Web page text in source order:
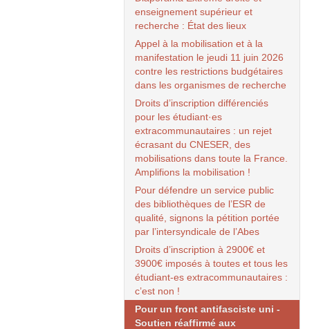
enseignement supérieur et
recherche : État des lieux
Appel à la mobilisation et à la
manifestation le jeudi 11 juin 2026
contre les restrictions budgétaires
dans les organismes de recherche
Droits d’inscription différenciés
pour les étudiant·es
extracommunautaires : un rejet
écrasant du CNESER , des
mobilisations dans toute la France.
Amplifions la mobilisation !
Pour défendre un service public
des bibliothèques de l’ESR de
qualité, signons la pétition portée
par l’intersyndicale de l’Abes
Droits d’inscription à 2900€ et
3900€ imposés à toutes et tous les
étudiant-es extracommunautaires :
c’est non !
Pour un front antifasciste uni -
Soutien réaffirmé aux